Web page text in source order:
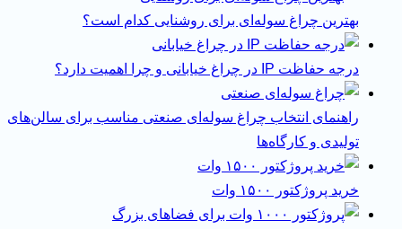
بهترین چراغ سوله‌ای برای روشنایی کدام است؟
درجه حفاظت IP در چراغ خیابانی و چرا اهمیت دارد؟
راهنمای انتخاب چراغ سوله‌ای صنعتی مناسب برای سالن‌های
تولیدی و کارگاه‌ها
خرید پروژکتور ۱۵۰۰ وات